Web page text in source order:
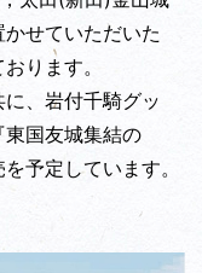
せていただいた
ります。
、岩付千騎グッ
国友城集結の
予定しています。